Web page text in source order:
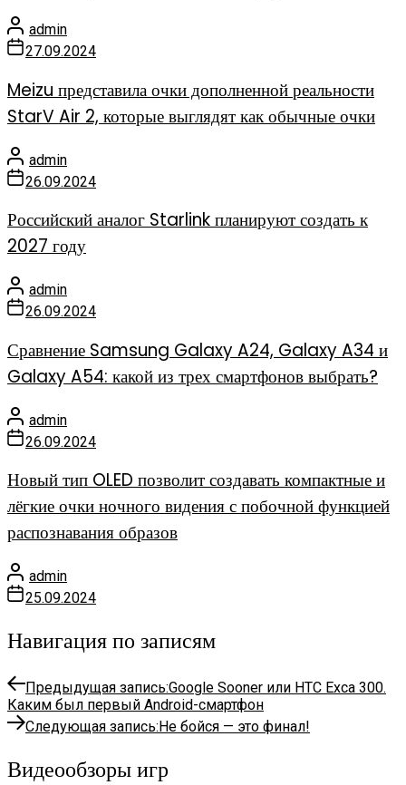
admin
27.09.2024
Meizu представила очки дополненной реальности
StarV Air 2, которые выглядят как обычные очки
admin
26.09.2024
Российский аналог Starlink планируют создать к
2027 году
admin
26.09.2024
Сравнение Samsung Galaxy A24, Galaxy A34 и
Galaxy A54: какой из трех смартфонов выбрать?
admin
26.09.2024
Новый тип OLED позволит создавать компактные и
лёгкие очки ночного видения с побочной функцией
распознавания образов
admin
25.09.2024
Навигация по записям
Предыдущая запись:Google Sooner или HTC Exca 300.
Каким был первый Android-смартфон
Следующая запись:Не бойся — это финал!
Видеообзоры игр